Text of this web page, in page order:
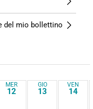
del mio bollettino
MER
12
GIO
13
VEN
14